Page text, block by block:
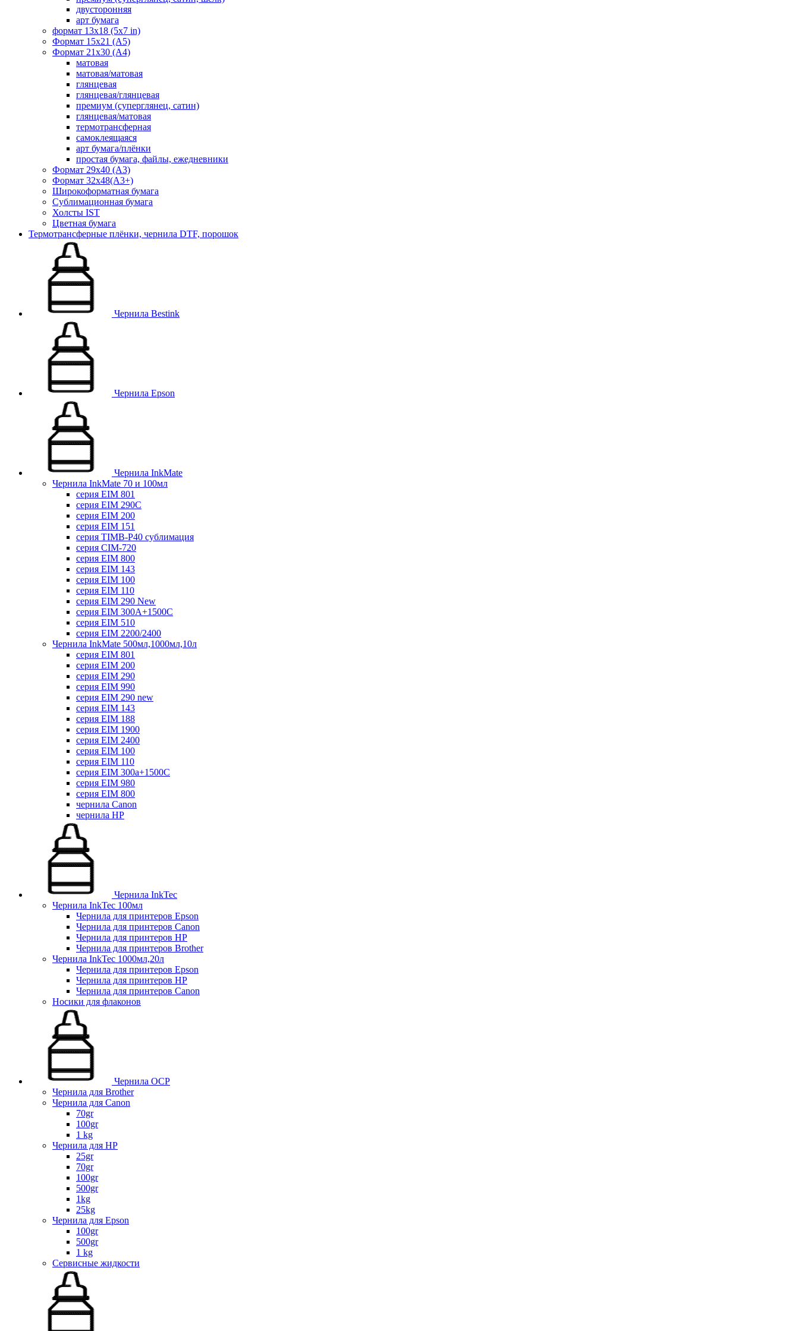
двусторонняя
арт бумага
формат 13x18 (5x7 in)
Формат 15х21 (A5)
Формат 21х30 (А4)
матовая
матовая/матовая
глянцевая
глянцевая/глянцевая
премиум (суперглянец, сатин)
глянцевая/матовая
термотрансферная
самоклеящаяся
арт бумага/плёнки
простая бумага, файлы, ежедневники
Формат 29х40 (А3)
Формат 32х48(А3+)
Широкоформатная бумага
Сублимационная бумага
Холсты IST
Цветная бумага
Термотрансферные плёнки, чернила DTF, порошок
Чернила Bestink
Чернила Epson
Чернила InkMate
Чернила InkMate 70 и 100мл
серия EIM 801
серия EIM 290C
серия EIM 200
серия EIM 151
серия TIMB-P40 сублимация
серия CIM-720
серия EIM 800
серия EIM 143
серия EIM 100
серия EIM 110
серия EIM 290 New
серия EIM 300А+1500С
серия EIM 510
серия EIM 2200/2400
Чернила InkMate 500мл,1000мл,10л
серия EIM 801
серия EIM 200
серия EIM 290
серия EIM 990
серия EIM 290 new
серия EIM 143
серия EIM 188
серия EIM 1900
серия EIM 2400
серия EIM 100
серия EIM 110
серия EIM 300a+1500C
серия EIM 980
серия EIM 800
чернила Canon
чернила HP
Чернила InkTec
Чернила InkTec 100мл
Чернила для принтеров Epson
Чернила для принтеров Canon
Чернила для принтеров HP
Чернила для принтеров Brother
Чернила InkTec 1000мл,20л
Чернила для принтеров Epson
Чернила для принтеров HP
Чернила для принтеров Canon
Носики для флаконов
Чернила OCP
Чернила для Brother
Чернила для Canon
70gr
100gr
1 kg
Чернила для HP
25gr
70gr
100gr
500gr
1kg
25kg
Чернила для Epson
100gr
500gr
1 kg
Сервисные жидкости